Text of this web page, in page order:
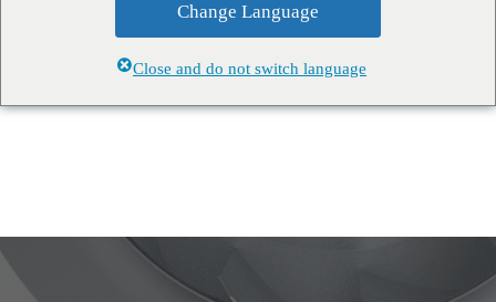
Change Language
Close and do not switch language